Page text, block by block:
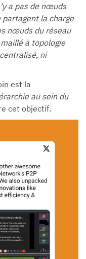
a pas de nœuds
la charge
nœuds du réseau
à topologie
ni
est la
au sein du
cet objectif.